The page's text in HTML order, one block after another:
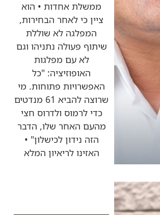
ממשלת אחדות • הוא
ציין כי לאחר הבחירות,
המפלגה לא שוללת
שיתוף פעולה נתניהו וגם
לא עם מפלגות
האופוזיציה: "כל
האפשרויות פתוחות. מי
שרוצה להביא 61 מנדטים
כדי לרמוס ולדרוס חצי
מהעם האחר שלו, הדבר
הזה נידון לכישלון" •
האזינו לריאיון המלא